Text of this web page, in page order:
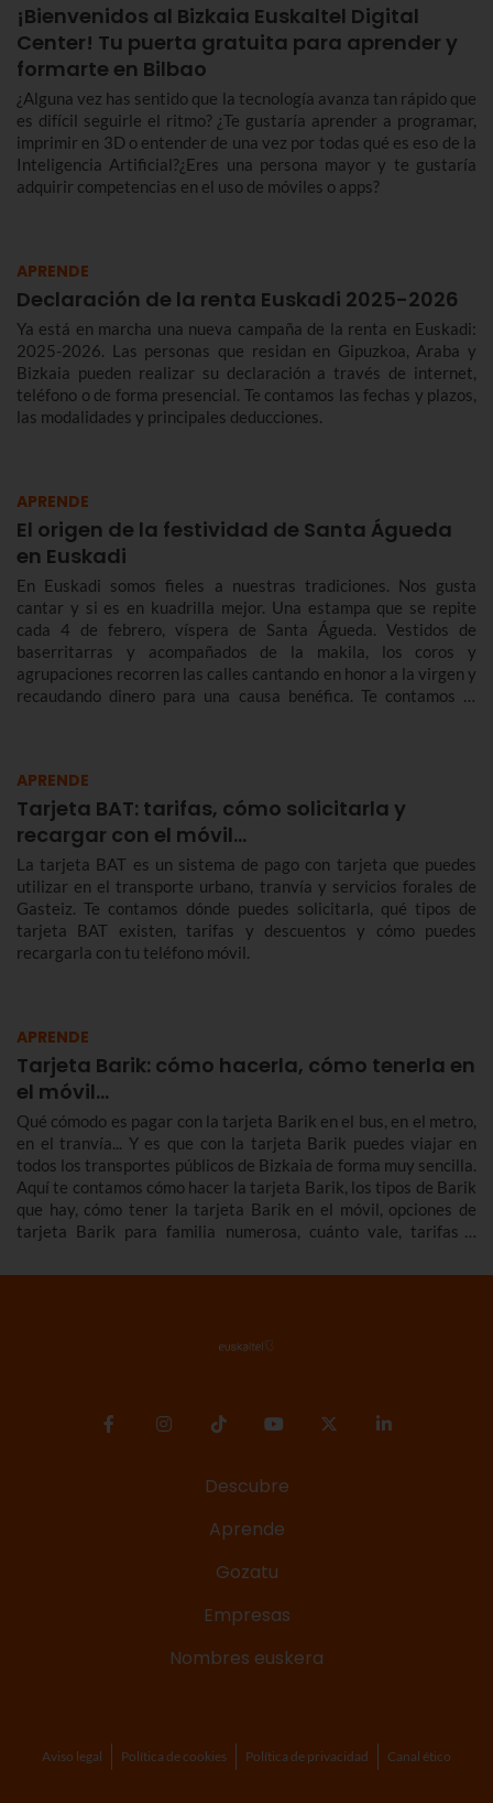
¡Bienvenidos al Bizkaia Euskaltel Digital
Center! Tu puerta gratuita para aprender y
formarte en Bilbao
¿Alguna vez has sentido que la tecnología avanza tan rápido que
es difícil seguirle el ritmo? ¿Te gustaría aprender a programar,
imprimir en 3D o entender de una vez por todas qué es eso de la
Inteligencia Artificial?¿Eres una persona mayor y te gustaría
adquirir competencias en el uso de móviles o apps?
APRENDE
Declaración de la renta Euskadi 2025-2026
Ya está en marcha una nueva campaña de la renta en Euskadi:
2025-2026. Las personas que residan en Gipuzkoa, Araba y
Bizkaia pueden realizar su declaración a través de internet,
teléfono o de forma presencial. Te contamos las fechas y plazos,
las modalidades y principales deducciones.
APRENDE
El origen de la festividad de Santa Águeda
en Euskadi
En Euskadi somos fieles a nuestras tradiciones. Nos gusta
cantar y si es en kuadrilla mejor. Una estampa que se repite
cada 4 de febrero, víspera de Santa Águeda. Vestidos de
baserritarras y acompañados de la makila, los coros y
agrupaciones recorren las calles cantando en honor a la virgen y
recaudando dinero para una causa benéfica. Te contamos la
APRENDE
Tarjeta BAT: tarifas, cómo solicitarla y
recargar con el móvil…
La tarjeta BAT es un sistema de pago con tarjeta que puedes
utilizar en el transporte urbano, tranvía y servicios forales de
Gasteiz. Te contamos dónde puedes solicitarla, qué tipos de
tarjeta BAT existen, tarifas y descuentos y cómo puedes
recargarla con tu teléfono móvil.
APRENDE
Tarjeta Barik: cómo hacerla, cómo tenerla en
el móvil...
Qué cómodo es pagar con la tarjeta Barik en el bus, en el metro,
en el tranvía... Y es que con la tarjeta Barik puedes viajar en
todos los transportes públicos de Bizkaia de forma muy sencilla.
Aquí te contamos cómo hacer la tarjeta Barik, los tipos de Barik
que hay, cómo tener la tarjeta Barik en el móvil, opciones de
tarjeta Barik para familia numerosa, cuánto vale, tarifas y
Descubre
Aprende
Gozatu
Empresas
Nombres euskera
Aviso legal Política de cookies Política de privacidad Canal ético